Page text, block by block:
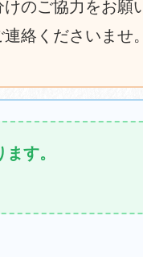
のご協力をお願
絡くださいませ。
す。